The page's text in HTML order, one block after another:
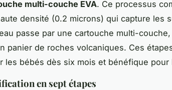
multi-couche EVA. Ce processus
densité (0.2 microns) qui capture les
passe par une cartouche multi-
panier de roches volcaniques. Ces
les bébés dès six mois et bénéfique pour
en sept étapes